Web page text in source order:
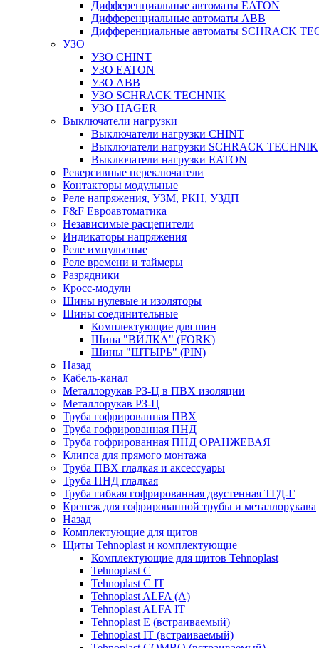
Дифференциальные автоматы EATON
Дифференциальные автоматы ABB
Дифференциальные автоматы SCHRACK
УЗО
УЗО CHINT
УЗО EATON
УЗО ABB
УЗО SCHRACK TECHNIK
УЗО HAGER
Выключатели нагрузки
Выключатели нагрузки CHINT
Выключатели нагрузки SCHRACK TECHNIK
Выключатели нагрузки EATON
Реверсивные переключатели
Контакторы модульные
Реле напряжения, УЗМ, РКН, УЗДП
F&F Евроавтоматика
Независимые расцепители
Индикаторы напряжения
Реле импульсные
Реле времени и таймеры
Разрядники
Кросс-модули
Шины нулевые и изоляторы
Шины соединительные
Комплектующие для шин
Шина "ВИЛКА" (FORK)
Шины "ШТЫРЬ" (PIN)
Назад
Кабель-канал
Металлорукав РЗ-Ц в ПВХ изоляции
Металлорукав РЗ-Ц
Труба гофрированная ПВХ
Труба гофрированная ПНД
Труба гофрированная ПНД ОРАНЖЕВАЯ
Клипса для прямого монтажа
Труба ПВХ гладкая и аксессуары
Труба ПНД гладкая
Труба гибкая гофрированная двустенная ТГД-Г
Крепеж для гофрированной трубы и металлорукава
Назад
Комплектующие для щитов
Щиты Tehnoplast и комплектующие
Комплектующие для щитов Tehnoplast
Tehnoplast C
Tehnoplast C IT
Tehnoplast ALFA (А)
Tehnoplast ALFA IT
Tehnoplast E (встраиваемый)
Tehnoplast IT (встраиваемый)